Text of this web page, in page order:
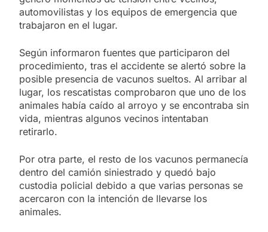
automovilistas y los equipos de emergencia que
trabajaron en el lugar.
Según informaron fuentes que participaron del
procedimiento, tras el accidente se alertó sobre la
posible presencia de vacunos sueltos. Al arribar al
lugar, los rescatistas comprobaron que uno de los
animales había caído al arroyo y se encontraba sin
vida, mientras algunos vecinos intentaban
retirarlo.
Por otra parte, el resto de los vacunos permanecía
dentro del camión siniestrado y quedó bajo
custodia policial debido a que varias personas se
acercaron con la intención de llevarse los
animales.